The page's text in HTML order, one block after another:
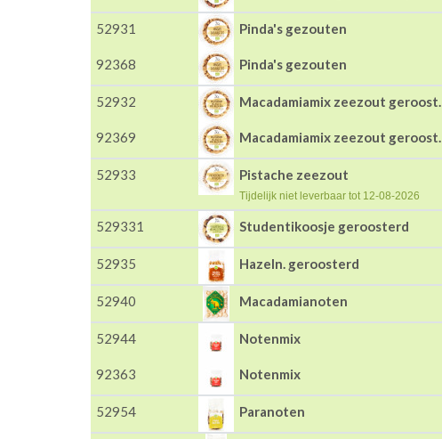
52931 Pinda's gezouten
92368 Pinda's gezouten
52932 Macadamiamix zeezout geroost.
92369 Macadamiamix zeezout geroost.
52933 Pistache zeezout
Tijdelijk niet leverbaar tot 12-08-2026
529331 Studentikoosje geroosterd
52935 Hazeln. geroosterd
52940 Macadamianoten
52944 Notenmix
92363 Notenmix
52954 Paranoten